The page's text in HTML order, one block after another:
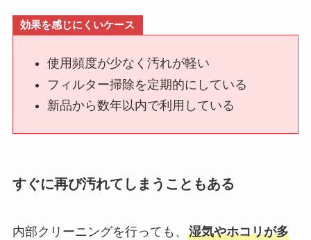
効果を感じにくいケース
使用頻度が少なく汚れが軽い
フィルター掃除を定期的にしている
新品から数年以内で利用している
すぐに再び汚れてしまうこともある
内部クリーニングを行っても、 湿気やホコリが多